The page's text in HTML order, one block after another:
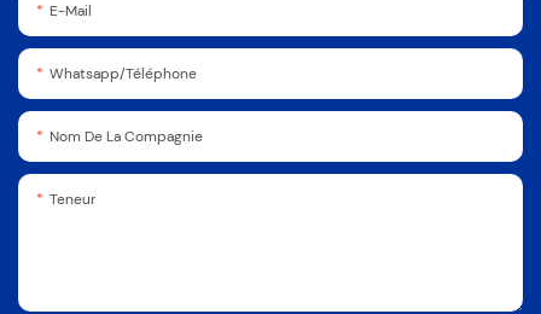
E-Mail
Whatsapp/Téléphone
Nom De La Compagnie
Teneur